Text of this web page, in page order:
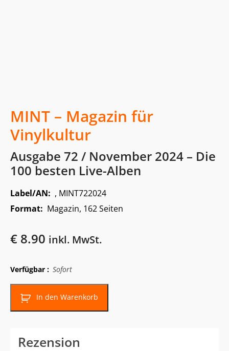
MINT – Magazin für
Vinylkultur
Ausgabe 72 / November 2024 – Die
100 besten Live-Alben
Label/AN: , MINT722024
Format: Magazin, 162 Seiten
€ 8.90 inkl. MwSt.
Verfügbar : Sofort
In den Warenkorb
Rezension